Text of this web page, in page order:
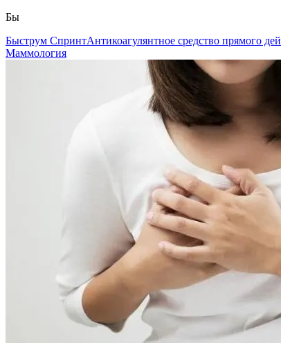
Бы
Быструм СпринтАнтикоагулянтное средство прямого
Маммология